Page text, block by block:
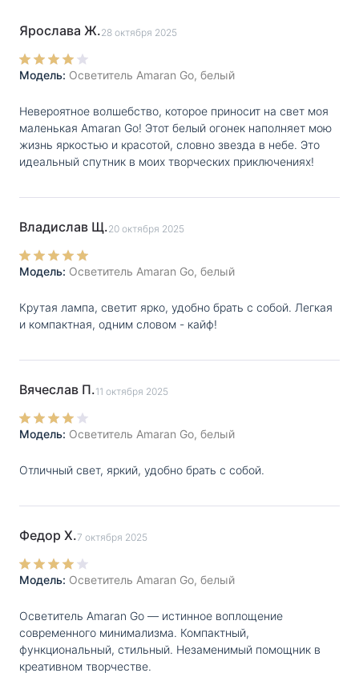
автономной работы достигает 8 часов 50 минут, что
делает его идеальным спутником для
продолжительных сессий контента.
Ярослава Ж.28 октября 2025
Модель: Осветитель Amaran Go, белый
Невероятное волшебство, которое приносит на свет моя
маленькая Amaran Go! Этот белый огонек наполняет мою
жизнь яркостью и красотой, словно звезда в небе. Это
идеальный спутник в моих творческих приключениях!
Владислав Щ.20 октября 2025
Модель: Осветитель Amaran Go, белый
Крутая лампа, светит ярко, удобно брать с собой. Легкая
и компактная, одним словом - кайф!
Вячеслав П.11 октября 2025
Модель: Осветитель Amaran Go, белый
Отличный свет, яркий, удобно брать с собой.
Федор Х.7 октября 2025
Модель: Осветитель Amaran Go, белый
Осветитель Amaran Go — истинное воплощение
современного минимализма. Компактный,
функциональный, стильный. Незаменимый помощник в
креативном творчестве.